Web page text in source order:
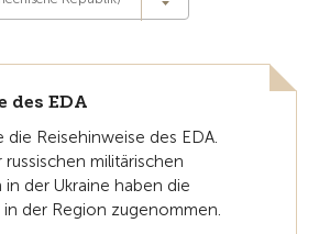
des EDA
die Reisehinweise des EDA.
russischen militärischen
der Ukraine haben die
in der Region zugenommen.